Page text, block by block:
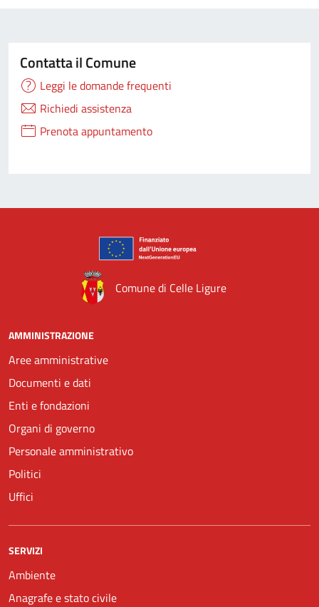
Contatta il Comune
Leggi le domande frequenti
Richiedi assistenza
Prenota appuntamento
Comune di Celle Ligure
AMMINISTRAZIONE
Aree amministrative
Documenti e dati
Enti e fondazioni
Organi di governo
Personale amministrativo
Politici
Uffici
SERVIZI
Ambiente
Anagrafe e stato civile